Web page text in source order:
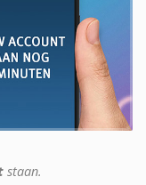
staan.